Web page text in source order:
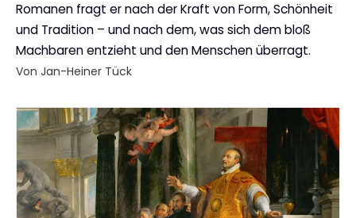
Romanen fragt er nach der Kraft von Form, Schönheit
und Tradition – und nach dem, was sich dem bloß
Machbaren entzieht und den Menschen überragt.
Von Jan-Heiner Tück